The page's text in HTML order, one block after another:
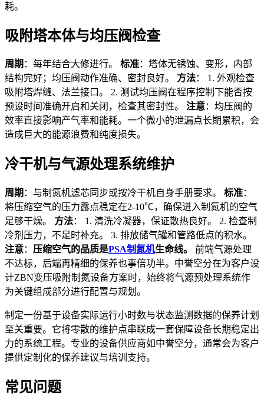
耗。
吸附塔本体与均压阀检查
周期 ：每年结合大修进行。 标准：塔体无锈蚀、变形，内部
结构完好；均压阀动作准确、密封良好。 方法： 1. 外观检查
吸附塔焊缝、法兰接口。 2. 测试均压阀在程序控制下能否按
预设时间准确开启和关闭，检查其密封性。 注意：均压阀的
效率直接影响产气率和能耗。一个微小的泄漏点长期累积，会
造成巨大的能源浪费和纯度损失。
冷干机与气源处理系统维护
周期 ：与制氮机滤芯同步或按冷干机自身手册要求。 标准：
将压缩空气的压力露点稳定在2-10℃，确保进入制氮机的空气
足够干燥。 方法： 1. 清洗冷凝器，保证散热良好。 2. 检查制
冷剂压力，不足时补充。 3. 排放储气罐和管路低点的积水。
注意： 压缩空气的品质是PSA制氮机生命线。
前端气源处理
不达标，后端再精细的保养也事倍功半。中誉空分在为客户设
计ZBN变压吸附制氮设备方案时，始终将气源预处理系统作
为关键组成部分进行配置与规划。
制定一份基于设备实际运行小时数与状态监测数据的保养计划
至关重要。它将零散的维护点串联成一套保障设备长期稳定出
力的系统工程。专业的设备供应商如中誉空分，通常会为客户
提供定制化的保养建议与培训支持。
常见问题